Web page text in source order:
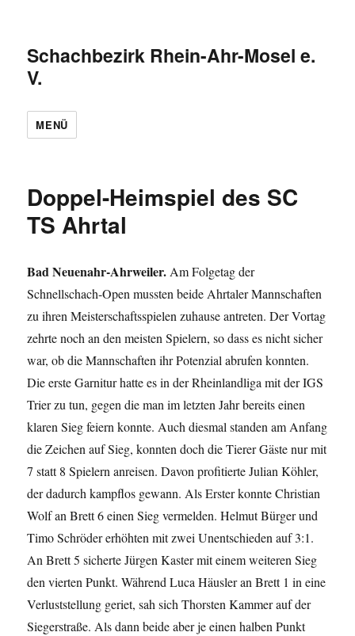
Schachbezirk Rhein-Ahr-Mosel e.
V.
MENÜ
Doppel-Heimspiel des SC
TS Ahrtal
Bad Neuenahr-Ahrweiler. Am Folgetag der
Schnellschach-Open mussten beide Ahrtaler Mannschaften
zu ihren Meisterschaftsspielen zuhause antreten. Der Vortag
zehrte noch an den meisten Spielern, so dass es nicht sicher
war, ob die Mannschaften ihr Potenzial abrufen konnten.
Die erste Garnitur hatte es in der Rheinlandliga mit der IGS
Trier zu tun, gegen die man im letzten Jahr bereits einen
klaren Sieg feiern konnte. Auch diesmal standen am Anfang
die Zeichen auf Sieg, konnten doch die Tierer Gäste nur mit
7 statt 8 Spielern anreisen. Davon profitierte Julian Köhler,
der dadurch kampflos gewann. Als Erster konnte Christian
Wolf an Brett 6 einen Sieg vermelden. Helmut Bürger und
Timo Schröder erhöhten mit zwei Unentschieden auf 3:1.
An Brett 5 sicherte Jürgen Kaster mit einem weiteren Sieg
den vierten Punkt. Während Luca Häusler an Brett 1 in eine
Verluststellung geriet, sah sich Thorsten Kammer auf der
Siegerstraße. Als dann beide aber je einen halben Punkt